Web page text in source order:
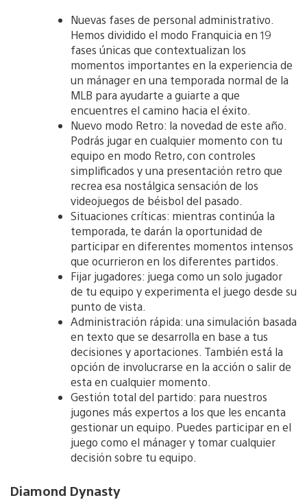
Nuevas fases de personal administrativo.
Hemos dividido el modo Franquicia en 19
fases únicas que contextualizan los
momentos importantes en la experiencia de
un mánager en una temporada normal de la
MLB para ayudarte a guiarte a que
encuentres el camino hacia el éxito.
Nuevo modo Retro: la novedad de este año.
Podrás jugar en cualquier momento con tu
equipo en modo Retro, con controles
simplificados y una presentación retro que
recrea esa nostálgica sensación de los
videojuegos de béisbol del pasado.
Situaciones críticas: mientras continúa la
temporada, te darán la oportunidad de
participar en diferentes momentos intensos
que ocurrieron en los diferentes partidos.
Fijar jugadores: juega como un solo jugador
de tu equipo y experimenta el juego desde su
punto de vista.
Administración rápida: una simulación basada
en texto que se desarrolla en base a tus
decisiones y aportaciones. También está la
opción de involucrarse en la acción o salir de
esta en cualquier momento.
Gestión total del partido: para nuestros
jugones más expertos a los que les encanta
gestionar un equipo. Puedes participar en el
juego como el mánager y tomar cualquier
decisión sobre tu equipo.
Diamond Dynasty